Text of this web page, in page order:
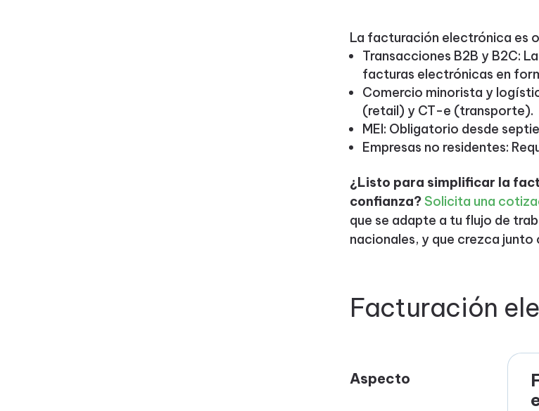
La facturación electrónica es
Transacciones B2B y B2C:
facturas electrónicas en
Comercio minorista y
(retail) y CT-e (transporte).
MEI: Obligatorio desde
Empresas no residentes:
¿Listo para simplificar la
confianza?Solicita una
que se adapte a tu flujo de
nacionales, y que crezca junto
Facturación
Aspecto